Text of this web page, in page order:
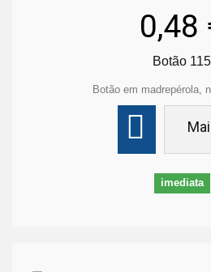
0,48
Botão 115
Botão em madrepérola,
imediata